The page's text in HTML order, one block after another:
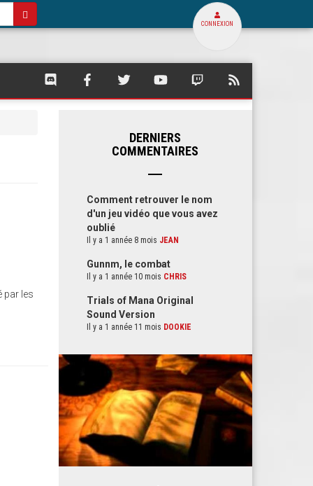
CONNEXION
SQUARE
SQUARE SQUARE SQUARE SQUARE
par les
DERNIERS
COMMENTAIRES
Comment retrouver le nom
d'un jeu vidéo que vous avez
oublié
Il y a 1 année 8 mois JEAN
Gunnm, le combat
Il y a 1 année 10 mois CHRIS
Trials of Mana Original
Sound Version
Il y a 1 année 11 mois DOOKIE